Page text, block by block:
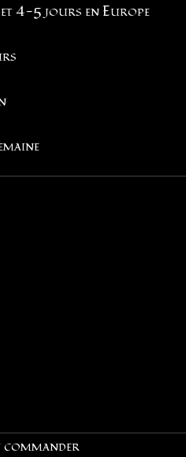
4-5 jours en Europe
commander